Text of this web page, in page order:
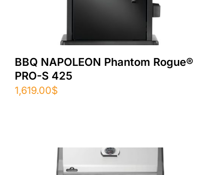
BBQ NAPOLEON Phantom Rogue®
PRO-S 425
1,619.00$